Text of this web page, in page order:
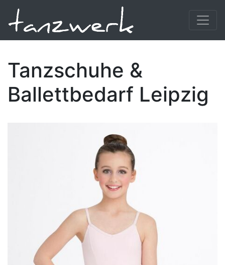
Tanzschuhe &
Ballettbedarf Leipzig